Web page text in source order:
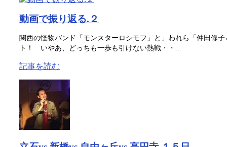
動画で振り返る.２
関西の怪物バンド「モンスターロシモフ」と」われら「仲田修
ト！ いやあ、どっちも一歩も引けない熱戦・・...
記事を読む